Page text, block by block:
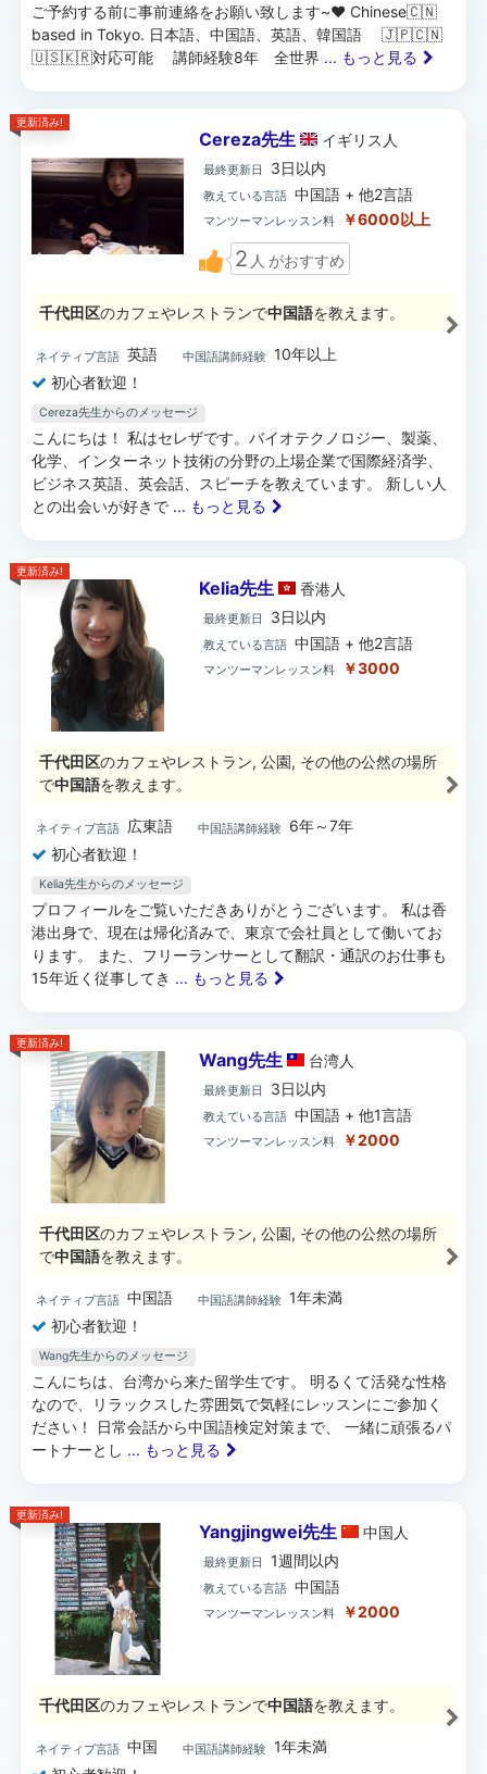
ご予約する前に事前連絡をお願い致します~❤️ Chinese🇨🇳
based in Tokyo. 日本語、中国語、英語、韓国語 🇯🇵🇨🇳
🇺🇸🇰🇷対応可能 講師経験8年 全世界 ... もっと見る
更新済み!
Cereza先生 イギリス 人
最終更新日 3日以内
教えている言語 中国語 + 他2言語
マンツーマンレッスン料 ￥6000以上
2 人 がおすすめ
千代田区のカフェやレストランで中国語を教えます。
ネイティブ言語 英語 中国語講師経験 10年以上
初心者歓迎！
Cereza先生からのメッセージ
こんにちは！ 私はセレザです。バイオテクノロジー、製薬、
化学、インターネット技術の分野の上場企業で国際経済学、
ビジネス英語、英会話、スピーチを教えています。 新しい人
との出会いが好きで ... もっと見る
更新済み!
Kelia先生 香港人
最終更新日 3日以内
教えている言語 中国語 + 他2言語
マンツーマンレッスン料 ￥3000
千代田区のカフェやレストラン, 公園, その他の公然の場所
で中国語を教えます。
ネイティブ言語 広東語 中国語講師経験
6年～7年
初心者歓迎！
Kelia先生からのメッセージ
プロフィールをご覧いただきありがとうございます。 私は香
港出身で、現在は帰化済みで、東京で会社員として働いてお
ります。 また、フリーランサーとして翻訳・通訳のお仕事も
15年近く従事してき ... もっと見る
更新済み!
Wang先生 台湾人
最終更新日 3日以内
教えている言語 中国語 + 他1言語
マンツーマンレッスン料 ￥2000
千代田区のカフェやレストラン, 公園, その他の公然の場所
で中国語を教えます。
ネイティブ言語 中国語 中国語講師経験 1年未満
初心者歓迎！
Wang先生からのメッセージ
こんにちは、台湾から来た留学生です。 明るくて活発な性格
なので、リラックスした雰囲気で気軽にレッスンにご参加く
ださい！ 日常会話から中国語検定対策まで、 一緒に頑張るパ
ートナーとし ... もっと見る
更新済み!
Yangjingwei先生 中国 人
最終更新日 1週間以内
教えている言語 中国語
マンツーマンレッスン料 ￥2000
千代田区のカフェやレストランで中国語を教えます。
ネイティブ言語 中国 中国語講師経験 1年未満